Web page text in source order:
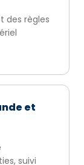
des règles
et
suivi